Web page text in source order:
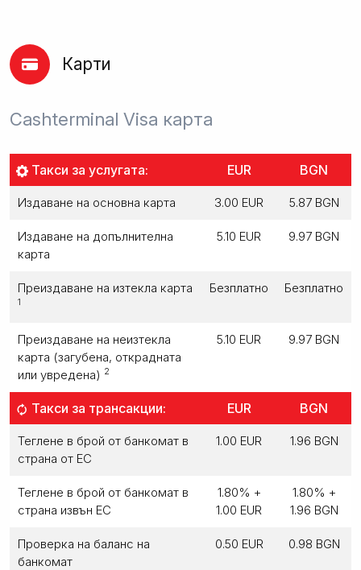
Карти
Cashterminal Visa карта
Такси за услугата: EUR BGN
Издаване на основна карта 3.00 EUR 5.87 BGN
Издаване на допълнителна
карта
5.10 EUR 9.97 BGN
Преиздаване на изтекла карта
1
Безплатно Безплатно
Преиздаване на неизтекла
карта (загубена, открадната
или увредена) 2
5.10 EUR 9.97 BGN
Такси за трансакции: EUR BGN
Теглене в брой от банкомат в
страна от ЕС
1.00 EUR 1.96 BGN
Теглене в брой от банкомат в
страна извън ЕС
1.80% +
1.00 EUR
1.80% +
1.96 BGN
Проверка на баланс на
банкомат
0.50 EUR 0.98 BGN